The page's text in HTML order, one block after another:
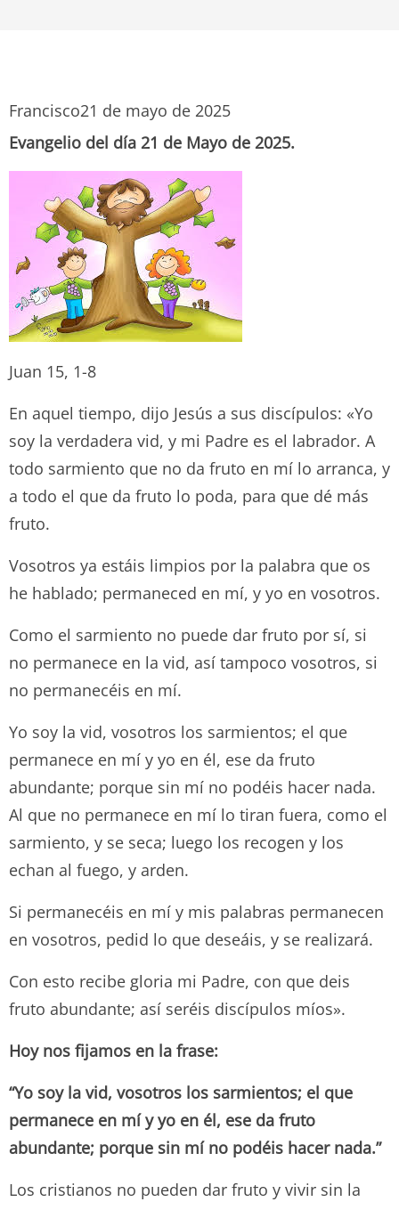
Francisco21 de mayo de 2025
Evangelio del día 21 de Mayo de 2025.
Juan 15, 1-8
En aquel tiempo, dijo Jesús a sus discípulos: «Yo
soy la verdadera vid, y mi Padre es el labrador. A
todo sarmiento que no da fruto en mí lo arranca, y
a todo el que da fruto lo poda, para que dé más
fruto.
Vosotros ya estáis limpios por la palabra que os
he hablado; permaneced en mí, y yo en vosotros.
Como el sarmiento no puede dar fruto por sí, si
no permanece en la vid, así tampoco vosotros, si
no permanecéis en mí.
Yo soy la vid, vosotros los sarmientos; el que
permanece en mí y yo en él, ese da fruto
abundante; porque sin mí no podéis hacer nada.
Al que no permanece en mí lo tiran fuera, como el
sarmiento, y se seca; luego los recogen y los
echan al fuego, y arden.
Si permanecéis en mí y mis palabras permanecen
en vosotros, pedid lo que deseáis, y se realizará.
Con esto recibe gloria mi Padre, con que deis
fruto abundante; así seréis discípulos míos».
Hoy nos fijamos en la frase:
“Yo soy la vid, vosotros los sarmientos; el que
permanece en mí y yo en él, ese da fruto
abundante; porque sin mí no podéis hacer nada.”
Los cristianos no pueden dar fruto y vivir sin la